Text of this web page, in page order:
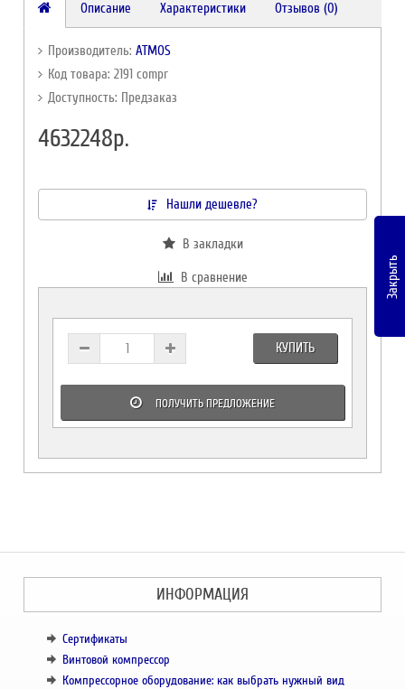
Описание Характеристики Отзывов (0)
Производитель:ATMOS
Код товара: 2191 compr
Доступность: Предзаказ
4632248р.
Нашли дешевле?
В закладки
В сравнение
КУПИТЬ
ПОЛУЧИТЬ ПРЕДЛОЖЕНИЕ
ИНФОРМАЦИЯ
Сертификаты
Винтовой компрессор
Компрессорное оборудование: как выбрать нужный вид
Закрыть